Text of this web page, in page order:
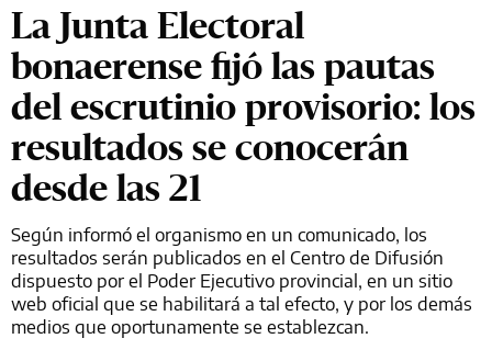
La Junta Electoral
bonaerense fijó las pautas
del escrutinio provisorio: los
resultados se conocerán
desde las 21
Según informó el organismo en un comunicado, los
resultados serán publicados en el Centro de Difusión
dispuesto por el Poder Ejecutivo provincial, en un sitio
web oficial que se habilitará a tal efecto, y por los demás
medios que oportunamente se establezcan.